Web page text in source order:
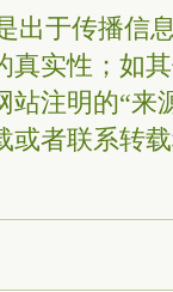
出于传播信
真实性；如
注明的“来
或者联系转